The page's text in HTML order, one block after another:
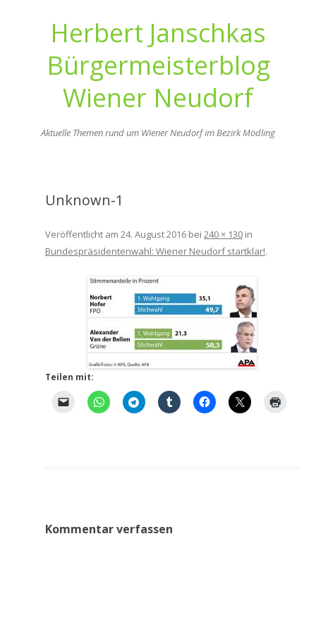
Herbert Janschkas
Bürgermeisterblog
Wiener Neudorf
Aktuelle Themen rund um Wiener Neudorf im Bezirk Mödling
Unknown-1
Veröffentlicht am 24. August 2016 bei 240 × 130 in
Bundespräsidentenwahl: Wiener Neudorf startklar!.
Teilen mit:
Kommentar verfassen